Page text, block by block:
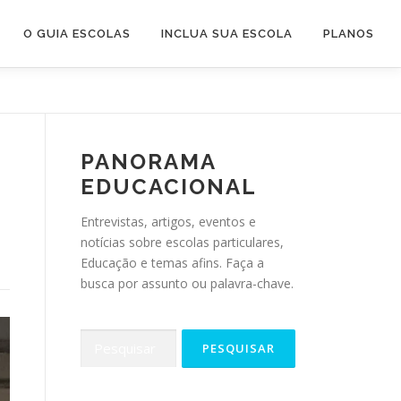
O GUIA ESCOLAS INCLUA SUA ESCOLA PLANOS
PANORAMA
EDUCACIONAL
Entrevistas, artigos, eventos e
notícias sobre escolas particulares,
Educação e temas afins. Faça a
busca por assunto ou palavra-chave.